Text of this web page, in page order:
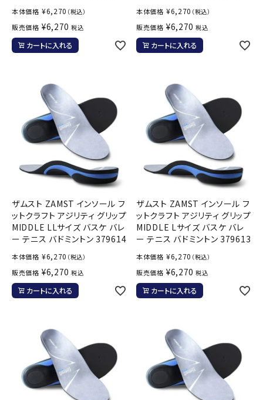
本体価格 ¥6,270 （税込）
販売価格 ¥6,270 税込
カートに入れる
本体価格 ¥6,270 （税込）
販売価格 ¥6,270 税込
カートに入れる
ザムスト ZAMST インソール フ
ットクラフト アジリティ グリップ
MIDDLE LLサイズ バスケ バレ
ー テニス バドミントン 379614
本体価格 ¥6,270 （税込）
販売価格 ¥6,270 税込
カートに入れる
ザムスト ZAMST インソール フ
ットクラフト アジリティ グリップ
MIDDLE Lサイズ バスケ バレ
ー テニス バドミントン 379613
本体価格 ¥6,270 （税込）
販売価格 ¥6,270 税込
カートに入れる